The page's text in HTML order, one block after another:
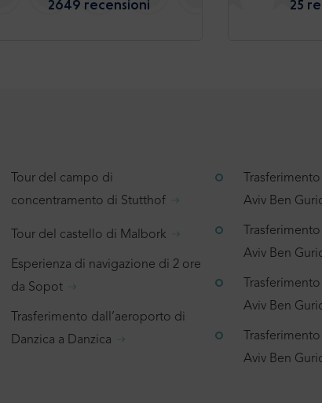
2649 recensioni 25
Tour del campo di
concentramento di Stutthof
Tour del castello di Malbork
Esperienza di navigazione di 2 ore
da Sopot
Trasferimento dall’aeroporto di
Danzica a Danzica
Aviv Ben
Aviv Ben
Aviv Ben
Aviv Ben